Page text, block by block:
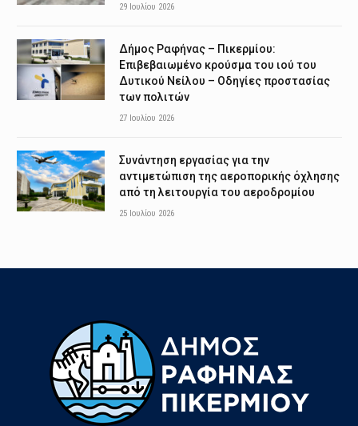
29 Ιουλίου 2026
Δήμος Ραφήνας – Πικερμίου:
Επιβεβαιωμένο κρούσμα του ιού του
Δυτικού Νείλου – Οδηγίες προστασίας
των πολιτών
27 Ιουλίου 2026
Συνάντηση εργασίας για την
αντιμετώπιση της αεροπορικής όχλησης
από τη λειτουργία του αεροδρομίου
25 Ιουλίου 2026